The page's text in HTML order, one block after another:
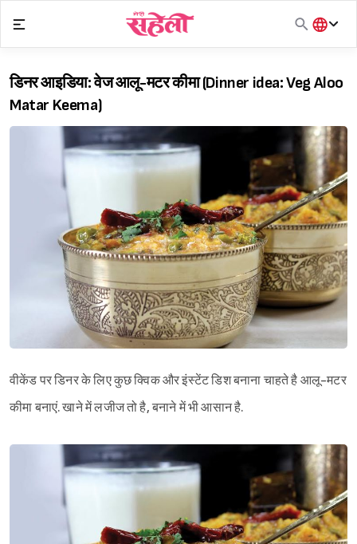
content
हिंदी
मराठी
डिनर आइडिया: वेज आलू-मटर कीमा (Dinner idea: Veg Aloo
Matar Keema)
वीकेंड पर डिनर के लिए कुछ क्विक और इंस्टेंट डिश बनाना चाहते है आलू-मटर
कीमा बनाएं. खाने में लजीज तो है, बनाने में भी आसान है.